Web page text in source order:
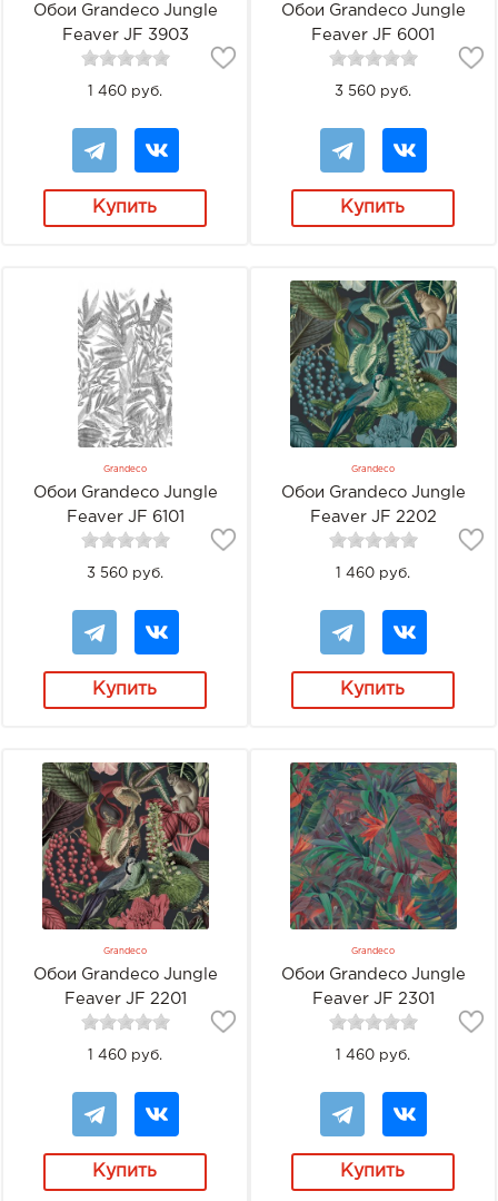
Обои Grandeco Jungle
Feaver JF 3903
1 460 руб.
Купить
Обои Grandeco Jungle
Feaver JF 6001
3 560 руб.
Купить
Grandeco
Обои Grandeco Jungle
Feaver JF 6101
3 560 руб.
Купить
Grandeco
Обои Grandeco Jungle
Feaver JF 2202
1 460 руб.
Купить
Grandeco
Обои Grandeco Jungle
Feaver JF 2201
1 460 руб.
Купить
Grandeco
Обои Grandeco Jungle
Feaver JF 2301
1 460 руб.
Купить